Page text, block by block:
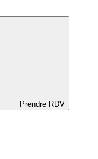
Prendre RDV